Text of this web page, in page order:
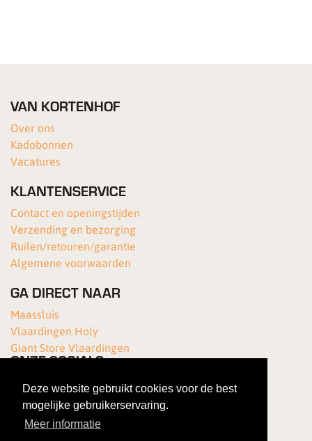
Deze website gebruikt cookies voor de best
mogelijke gebruikerservaring.
Meer informatie
VAN KORTENHOF
Over ons
Kadobonnen
Vacatures
KLANTENSERVICE
Contact en openingstijden
Verzending en bezorging
Ruilen/retouren/garantie
Algemene voorwaarden
GA DIRECT NAAR
Maassluis
Vlaardingen Holy
Giant Store Vlaardingen
ONZE SOCIALS